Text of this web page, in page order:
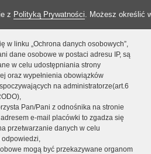
z Polityką Prywatności. Możesz określić
w linku „Ochrona danych osobowych”,
dane osobowe w postaci adresu IP, są
w celu udostępniania strony
oraz wypełnienia obowiązków
na administratorze(art.6
Pan/Pani z odnośnika na stronie
e-mail placówki to zgadza się
przetwarzanie danych w celu
mogą być przekazywane organom